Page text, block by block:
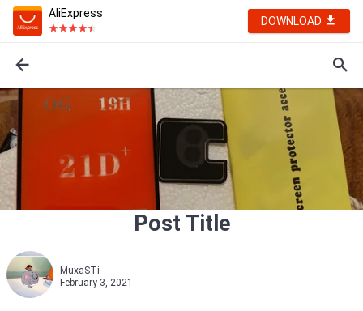
AliExpress
DOWNLOAD
Post Title
MuxaSTi
February 3, 2021